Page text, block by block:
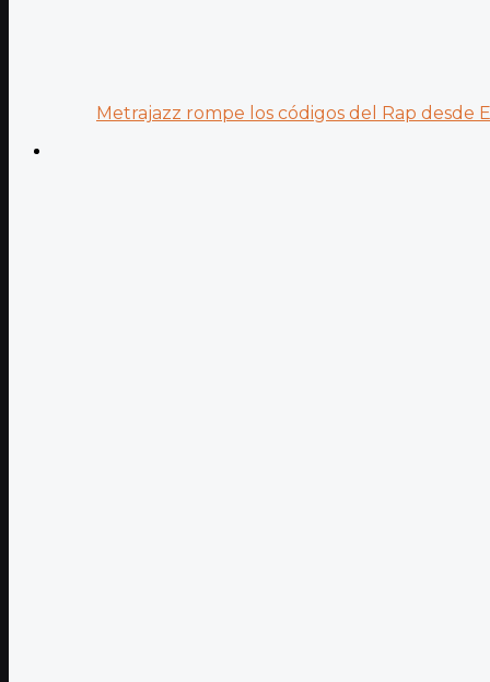
Metrajazz rompe los códigos del Rap desde